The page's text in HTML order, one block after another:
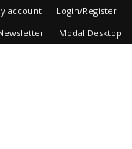
account Login/Register
Modal Desktop